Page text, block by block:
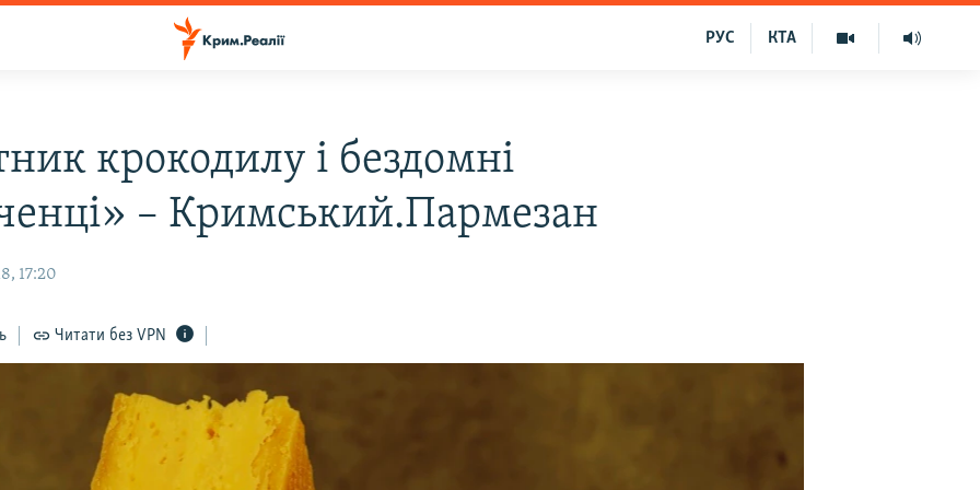
КТА
РУС
крокодилу і бездомні
– Кримський.Пармезан
17:20
Читати без VPN